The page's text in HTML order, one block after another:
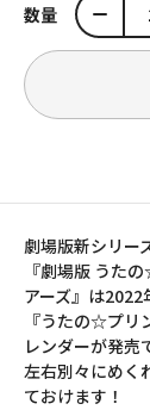
数量
劇場版新シリー
『劇場版 うた
アーズ』は2022
『うたの☆プリ
レンダーが発売
左右別々にめく
ておけます！